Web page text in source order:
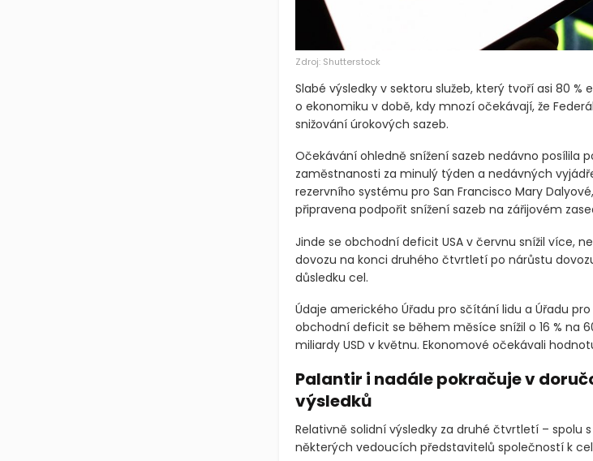
Zdroj: Shutterstock
Slabé výsledky v sektoru služeb, který tvoří asi 80
o ekonomiku v době, kdy mnozí očekávají, že
snižování úrokových sazeb.
Očekávání ohledně snížení sazeb nedávno posílila
zaměstnanosti za minulý týden a nedávných
rezervního systému pro San Francisco Mary
připravena podpořit snížení sazeb na zářijovém
Jinde se obchodní deficit USA v červnu snížil více,
dovozu na konci druhého čtvrtletí po nárůstu
důsledku cel.
Údaje amerického Úřadu pro sčítání lidu a Úřadu
obchodní deficit se během měsíce snížil o 16 % na
miliardy USD v květnu. Ekonomové očekávali
Palantir i nadále pokračuje v
výsledků
Relativně solidní výsledky za druhé čtvrtletí – spolu
některých vedoucích představitelů společností k